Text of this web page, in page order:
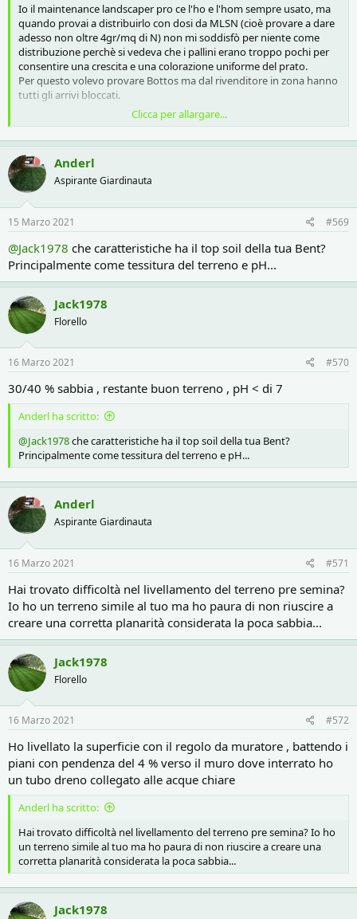
Io il maintenance landscaper pro ce l'ho e l'hom sempre usato, ma
quando provai a distribuirlo con dosi da MLSN (cioè provare a dare
adesso non oltre 4gr/mq di N) non mi soddisfò per niente come
distribuzione perchè si vedeva che i pallini erano troppo pochi per
consentire una crescita e una colorazione uniforme del prato.
Per questo volevo provare Bottos ma dal rivenditore in zona hanno
tutti gli arrivi bloccati.
Ma forse usando 3-4 kg di sabbia piu 1,5kg di concime circa e
andando con lo spargiconcime a spaglio forse riesco a essere piu
equilibrato....
Clicca per allargare...
Anderl
Aspirante Giardinauta
15 Marzo 2021 #569
@Jack1978 che caratteristiche ha il top soil della tua Bent?
Principalmente come tessitura del terreno e pH...
Jack1978
Florello
16 Marzo 2021 #570
30/40 % sabbia , restante buon terreno , pH < di 7
Anderl ha scritto:
@Jack1978che caratteristiche ha il top soil della tua Bent?
Principalmente come tessitura del terreno e pH...
Anderl
Aspirante Giardinauta
16 Marzo 2021 #571
Hai trovato difficoltà nel livellamento del terreno pre semina?
Io ho un terreno simile al tuo ma ho paura di non riuscire a
creare una corretta planarità considerata la poca sabbia...
Jack1978
Florello
16 Marzo 2021 #572
Ho livellato la superficie con il regolo da muratore , battendo i
piani con pendenza del 4 % verso il muro dove interrato ho
un tubo dreno collegato alle acque chiare
Anderl ha scritto:
Hai trovato difficoltà nel livellamento del terreno pre semina? Io ho
un terreno simile al tuo ma ho paura di non riuscire a creare una
corretta planarità considerata la poca sabbia...
Jack1978